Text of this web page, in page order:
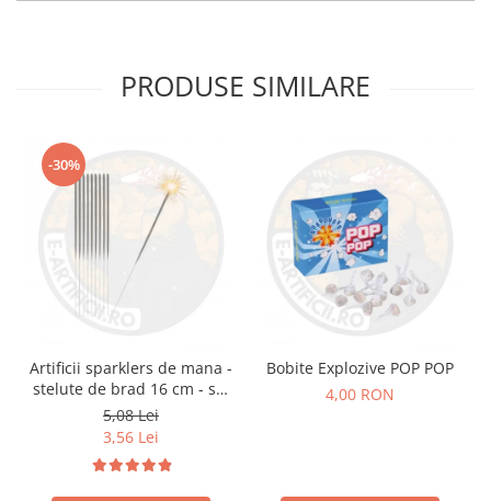
PRODUSE SIMILARE
-30%
Artificii sparklers de mana -
stelute de brad 16 cm - set
10 buc
5,08 Lei
3,56 Lei
Bobite Explozive POP POP
4,00 RON